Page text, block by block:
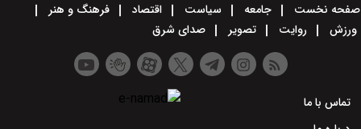
صفحه نخست جامعه سیاست اقتصاد
فرهنگ و هنر
ورزش
روایت تصویر صدای شرق
تماس با ما